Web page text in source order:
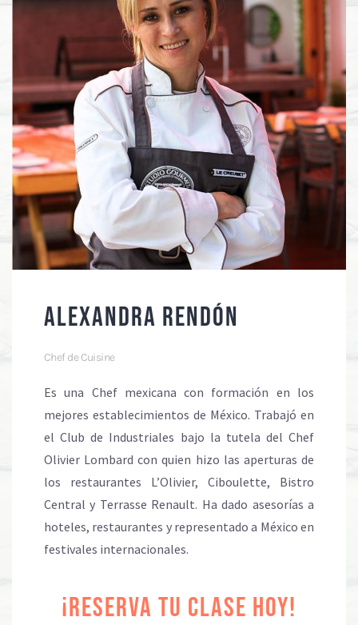
ALEXANDRA RENDÓN
Chef de Cuisine
Es una Chef mexicana con formación en los
mejores establecimientos de México. Trabajó en
el Club de Industriales bajo la tutela del Chef
Olivier Lombard con quien hizo las aperturas de
los restaurantes L’Olivier, Ciboulette, Bistro
Central y Terrasse Renault. Ha dado asesorías a
hoteles, restaurantes y representado a México en
festivales internacionales.
¡RESERVA TU CLASE HOY!